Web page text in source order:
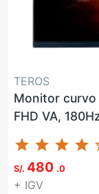
TEROS
Monitor curvo
FHD VA,
star star star star
S/. 480 .0
+ IGV